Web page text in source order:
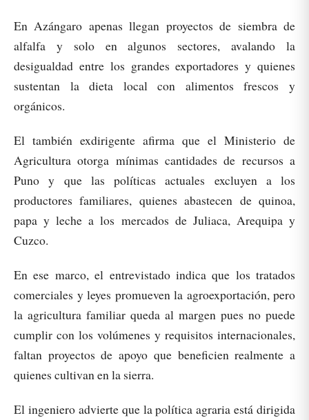
En Azángaro apenas llegan proyectos de siembra de
alfalfa y solo en algunos sectores, avalando la
desigualdad entre los grandes exportadores y quienes
sustentan la dieta local con alimentos frescos y
orgánicos.
El también exdirigente afirma que el Ministerio de
Agricultura otorga mínimas cantidades de recursos a
Puno y que las políticas actuales excluyen a los
productores familiares, quienes abastecen de quinoa,
papa y leche a los mercados de Juliaca, Arequipa y
Cuzco.
En ese marco, el entrevistado indica que los tratados
comerciales y leyes promueven la agroexportación, pero
la agricultura familiar queda al margen pues no puede
cumplir con los volúmenes y requisitos internacionales,
faltan proyectos de apoyo que beneficien realmente a
quienes cultivan en la sierra.
El ingeniero advierte que la política agraria está dirigida